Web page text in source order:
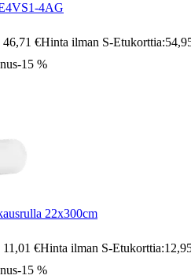
4AG
46,71 €Hinta ilman S-Etukorttia:
-15 %
22x300cm
11,01 €Hinta ilman S-Etukorttia:
-15 %